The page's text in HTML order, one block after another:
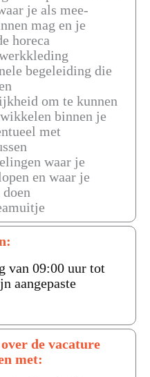
je als mee-
mag en je
horeca
begeleiding die
om te kunnen
binnen je
met
waar je
en waar je
van 09:00 uur tot
aangepaste
de vacature
met: